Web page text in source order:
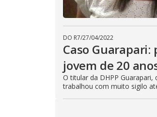
DO R7/27/04/2022
Caso
jovem de 20
O titular da DHPP
trabalhou com muito sigilo